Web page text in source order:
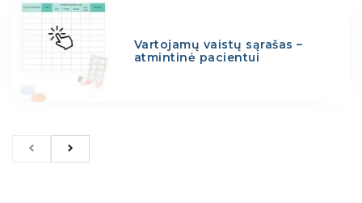
Vartojamų vaistų sąrašas –
atmintinė pacientui